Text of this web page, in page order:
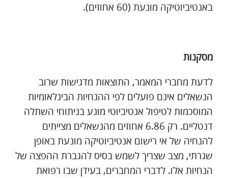
באנטיביוטיקה מונעת (60 אחוזים).
מסקנות
לדעת מחברי המאמר, התוצאות מדגישות שרוב
הנשאלים אינם פועלים לפי ההנחיות הבינלאומיות
המוסכמות לטיפול אנטיביוטי מונע בניתוחי השתלה
דנטליים. רק 6.86 אחוזים מהנשאלים מצייתים
להנחיה של אי רישום אנטיביוטיקה מונעת באופן
שגרתי, מצב שצריך לשמש בסיס להגברת ההפצה של
הנחיות אלו. לדברי המחברים, בעידן שבו רפואת